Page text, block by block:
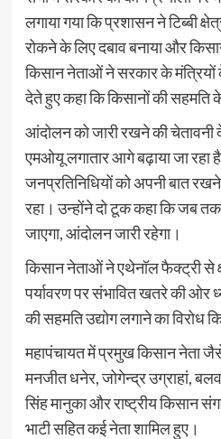
लगाया गया कि प्रशासन ने टिब्बी
रोकने के लिए दबाव बनाया और
किसान नेताओं ने सरकार के मंत्रियों
देते हुए कहा कि किसानों की सहमति
आंदोलन को जारी रखने की चेतावनी
एमओयू लगातार आगे बढ़ाया जा रहा
जनप्रतिनिधियों को अपनी बात
रहा। उन्होंने दो टूक कहा कि जब तक
जाएगा, आंदोलन जारी रहेगा।
किसान नेताओं ने एथेनॉल फैक्ट्री से
पर्यावरण पर संभावित खतरे की ओर
की सहमति उद्योग लगाने का विरोध
महापंचायत में प्रमुख किसान नेता
मनजीत धनेर, जोगेन्द्र उग्राहां,
सिंह मानुका और राष्ट्रीय किसान
भाटी सहित कई नेता शामिल हुए।